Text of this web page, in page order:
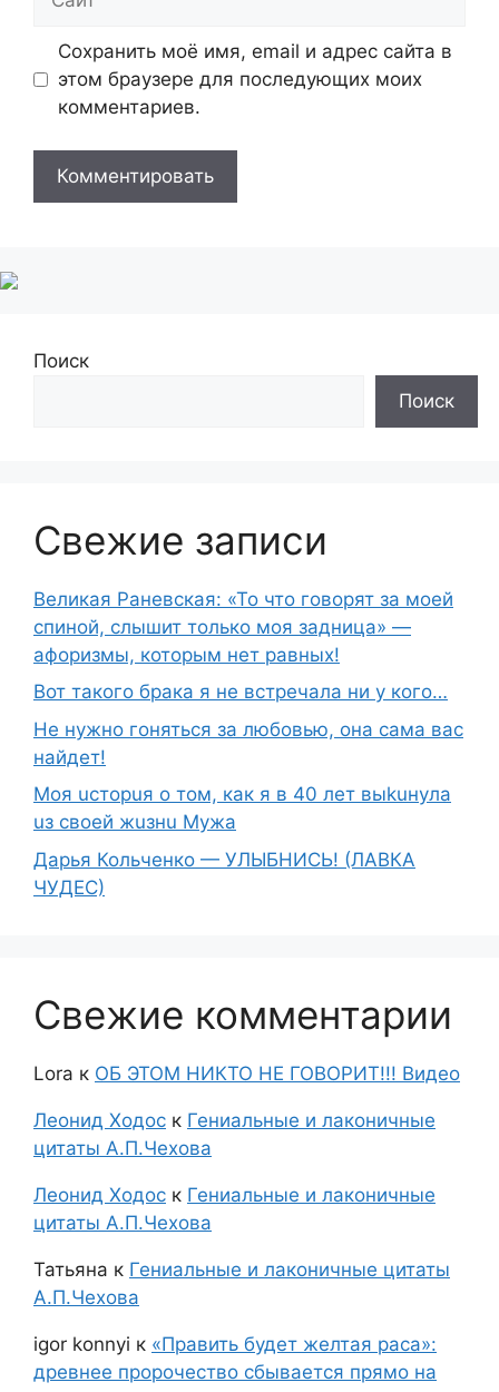
Сохранить моё имя, email и адрес сайта в
этом браузере для последующих моих
комментариев.
Поиск
Поиск
Свежие записи
Великая Раневская: «То что говорят за моей
спиной, слышит только моя задница» —
афоризмы, которым нет равных!
Вот такого брака я не встречала ни у кого…
Не нужно гоняться за любовью, она сама вас
найдет!
Moя ucтopuя о том, как я в 40 лет выkuнyлa
uз свoeй жuзнu Myжа
Дарья Кольченко — УЛЫБНИСЬ! (ЛАВКА
ЧУДЕС)
Свежие комментарии
Lora к ОБ ЭТОМ НИКТО НЕ ГОВОРИТ!!! Видео
Леонид Ходос к Гениальные и лаконичные
цитаты А.П.Чехова
Леонид Ходос к Гениальные и лаконичные
цитаты А.П.Чехова
Татьяна к Гениальные и лаконичные цитаты
А.П.Чехова
igor konnyi к «Править будет желтая раса»:
древнее пророчество сбывается прямо на